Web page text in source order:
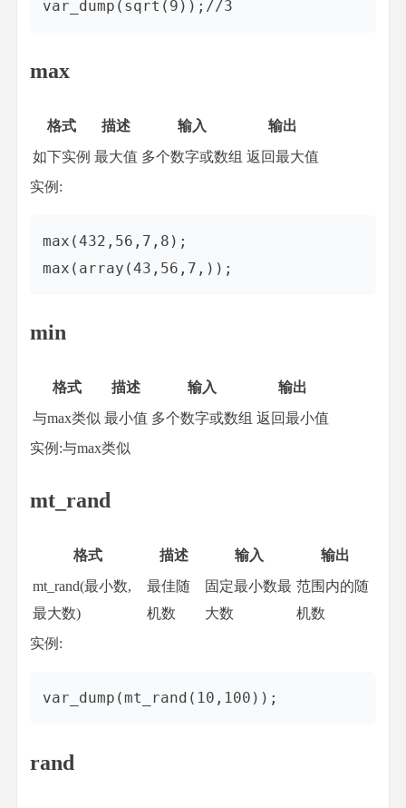
max
格式 描述 输入
输出
如下实例 最大值 多个数字或数组 返回最大值
实例:
max(432,56,7,8);
min
格式 描述 输入
输出
与max类似 最小值 多个数字或数组 返回最小值
实例:与max类似
mt_rand
格式 描述 输入
输出
mt_rand(最小数,
最大数)
最佳随
机数
固定最小数最
大数
范围内的随
机数
实例:
rand